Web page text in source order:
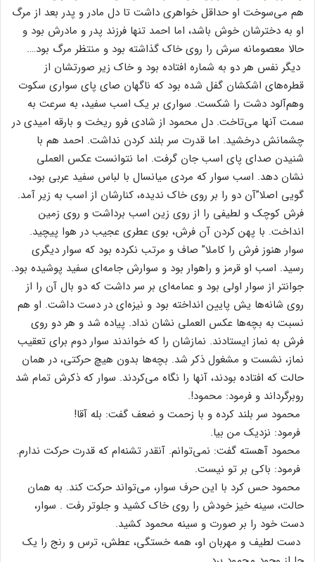
هم‌ می‌سوخت‌ او حداقل‌ خواهری‌ داشت‌ تا دل‌ مادر و پدر بعد از مرگ‌
او به‌ دخترشان‌ خوش‌ باشد، اما احمد تنها فرزند پدر و مادرش‌ بود و
حالا معصومانه‌ سرش‌ را روی‌ خاک‌ گذاشته‌ بود و منتظر مرگ‌ بود….
دیگر نفس‌ هر دو به‌ شماره‌ افتاده‌ بود و خاک‌ زیر صورتشان‌ از
قطره‌های‌ اشکشان‌ گفل‌ شده‌ بود که‌ ناگهان‌ صای‌ پای‌ سواری‌ سکوت‌
وهم‌آلود دشت‌ را شکست‌. سواری‌ بر یک‌ اسب‌ سفید، به‌ سرعت‌ به‌
سمت‌ آنها می‌تاخت‌. دل‌ محمود از شادی‌ فرو ریخت‌ و بارقه‌ امیدی‌ در
چشمانش‌ درخشید. اما قدرت‌ سر بلند کردن‌ نداشت‌. احمد هم‌ با
شنیدن‌ صدای‌ پای‌ اسب‌ جان‌ گرفت‌. اما نتوانست‌ عکس‌ العملی‌
نشان‌ دهد. اسب‌ سوار که‌ مردی‌ میانسال‌ با لباس‌ سفید عربی‌ بود،
گویی‌ اصلا”آن‌ دو را بر روی‌ خاک‌ ندیده‌، کنارشان‌ از اسب‌ به‌ زیر آمد.
فرش‌ کوچک‌ و لطیفی‌ را از روی‌ زین‌ اسب‌ برداشت‌ و روی‌ زمین‌
انداخت‌. با پهن‌ کردن‌ آن‌ فرش‌، بوی‌ عطری‌ عجیب‌ در هوا پیچید.
سوار هنوز فرش‌ را کاملا” صاف‌ و مرتب‌ نکرده‌ بود که‌ سوار دیگری‌
رسید. اسب‌ او قرمز و راهوار بود و سوارش‌ جامه‌ای‌ سفید پوشیده‌ بود.
جوانتر از سوار اولی‌ بود و عمامه‌ای‌ بر سر داشت‌ که‌ دو بال‌ آن‌ را از
روی‌ شانه‌ها یش‌ پایین‌ انداخته‌ بود و نیزه‌ای‌ در دست‌ داشت‌. او هم‌
نسبت‌ به‌ بچه‌ها عکس‌ العملی‌ نشان‌ نداد. پیاده‌ شد و هر دو روی‌
فرش‌ به‌ نماز ایستادند. نمازشان‌ را که‌ خواندند سوار دوم‌ برای‌ تعقیب‌
نماز، نشست‌ و مشغول‌ ذکر شد. بچه‌ها بدون‌ هیچ‌ حرکتی‌، در همان‌
حالت‌ که‌ افتاده‌ بودند، آنها را نگاه‌ می‌کردند. سوار که‌ ذکرش‌ تمام‌ شد
روبرگرداند و فرمود: محمود!.
محمود سر بلند کرده‌ و با زحمت‌ و ضعف‌ گفت‌: بله‌ آقا!
فرمود: نزدیک‌ من‌ بیا.
محمود آهسته‌ گفت: نمی‌توانم. آنقدر تشنه‌ام‌ که‌ قدرت‌ حرکت‌ ندارم‌.
فرمود: باکی‌ بر تو نیست‌.
محمود حس‌ کرد با این‌ حرف‌ سوار، می‌تواند حرکت‌ کند. به‌ همان‌
حالت، سینه‌ خیز خودش‌ را روی‌ خاک‌ کشید و جلوتر رفت . سوار،
دست‌ خود را بر صورت‌ و سینه‌ محمود کشید.
دست‌ لطیف‌ و مهربان‌ او، همه‌ خستگی‌، عطش، ترس‌ و رنج‌ را یک‌